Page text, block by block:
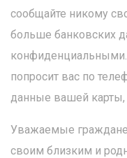
сообщайте никому
больше банковских
конфиденциальными.
попросит вас по
данные вашей карты,
Уважаемые
своим близким и